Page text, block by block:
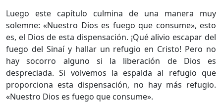
Luego este capítulo culmina de una manera muy
solemne: «Nuestro Dios es fuego que consume», esto
es, el Dios de esta dispensación. ¡Qué alivio escapar del
fuego del Sinaí y hallar un refugio en Cristo! Pero no
hay socorro alguno si la liberación de Dios es
despreciada. Si volvemos la espalda al refugio que
proporciona esta dispensación, no hay más refugio.
«Nuestro Dios es fuego que consume».